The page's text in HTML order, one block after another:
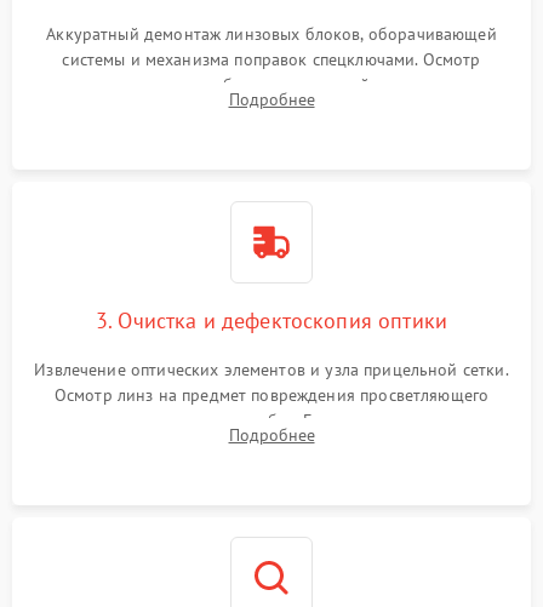
Аккуратный демонтаж линзовых блоков, оборачивающей
системы и механизма поправок спецключами. Осмотр
внутренних резьбовых соединений, пружин и
уплотнительных колец. Поиск причин люфта, смещения
Подробнее
3. Очистка и дефектоскопия оптики
Извлечение оптических элементов и узла прицельной сетки.
Осмотр линз на предмет повреждения просветляющего
покрытия или появления грибка. Бережная очистка стекол
спецрастворами. Проверка целостности гравированной
Подробнее